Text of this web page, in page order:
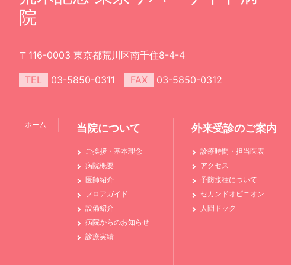
院
〒116-0003 東京都荒川区南千住8-4-4
TEL 03-5850-0311 FAX 03-5850-0312
ホーム 当院について
ご挨拶・基本理念
病院概要
医師紹介
フロアガイド
設備紹介
病院からのお知らせ
診療実績
外来受診のご案内
診療時間・担当医表
アクセス
予防接種について
セカンドオピニオン
人間ドック